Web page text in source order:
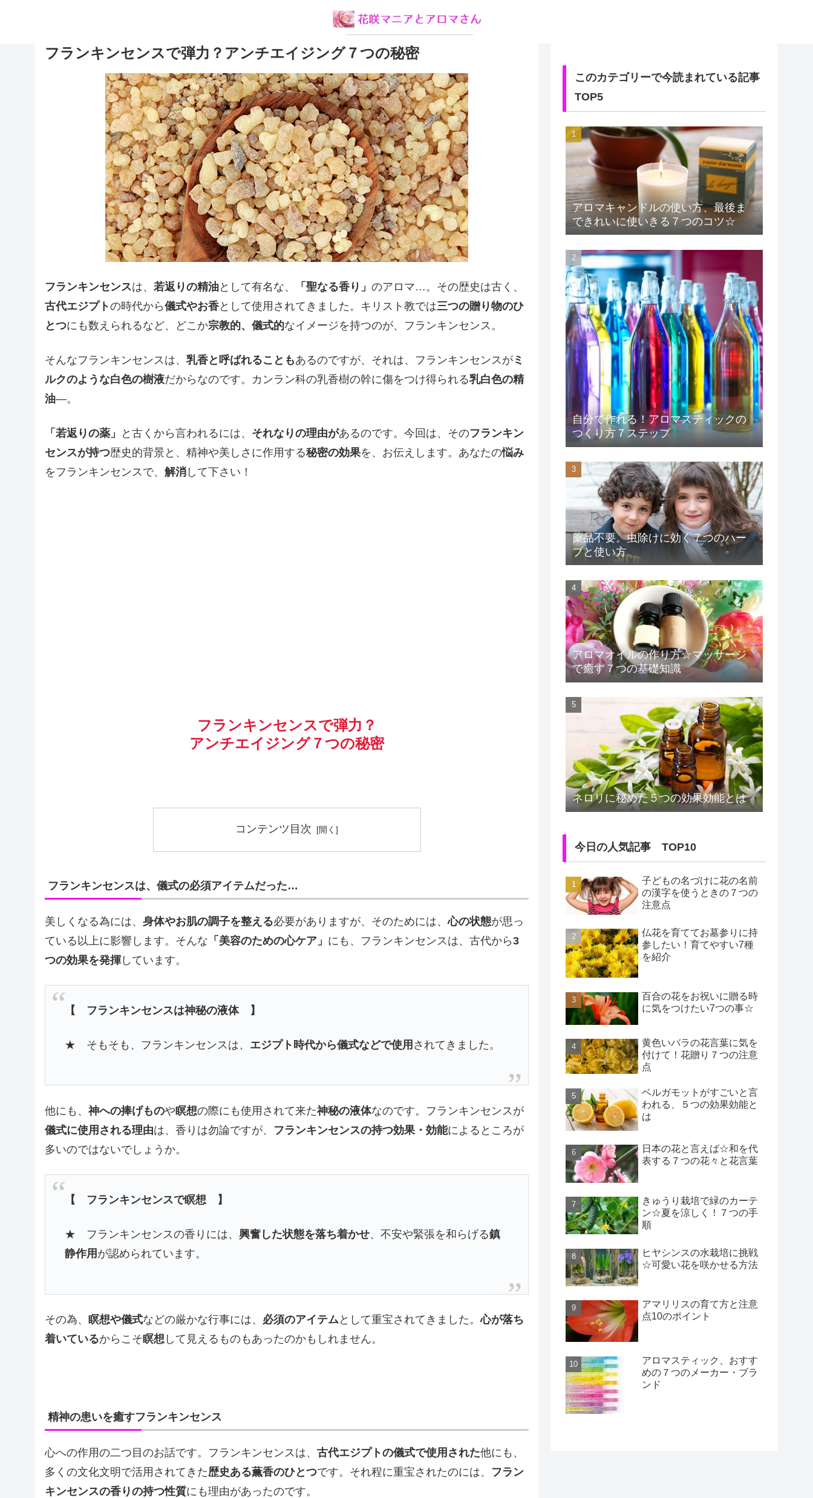
フランキンセンスで弾力？アンチエイジング７つの秘密
フランキンセンスは、 若返りの精油として有名な、 「聖なる香り」 のアロマ…。その歴史は古く、
古代エジプトの時代から儀式やお香として使用されてきました。キリスト教では三つの贈り物のひ
とつにも数えられるなど、どこか宗教的、儀式的なイメージを持つのが、フランキンセンス。
そんなフランキンセンスは、 乳香と呼ばれることもあるのですが、それは、フランキンセンスが ミ
ルクのような白色の樹液だからなのです。カンラン科の乳香樹の幹に傷をつけ得られる乳白色の精
油―。
「若返りの薬」 と古くから言われるには、 それなりの理由があるのです。今回は、そのフランキン
センスが持つ歴史的背景と、精神や美しさに作用する秘密の効果を、お伝えします。あなたの悩み
をフランキンセンスで、 解消 して下さい！
フランキンセンスで弾力？
アンチエイジング７つの秘密
コンテンツ目次
フランキンセンスは、儀式の必須アイテムだった…
美しくなる為には、 身体やお肌の調子を整える必要がありますが、そのためには、心の状態が思っ
ている以上に影響します。そんな 「美容のための心ケア」 にも、フランキンセンスは、古代から3
つの効果を発揮 しています。
【 フランキンセンスは神秘の液体 】
★ そもそも、フランキンセンスは、 エジプト時代から儀式などで使用 されてきました。
他にも、 神への捧げものや瞑想の際にも使用されて来た神秘の液体なのです。フランキンセンスが
儀式に使用される理由は、香りは勿論ですが、 フランキンセンスの持つ効果・効能によるところが
多いのではないでしょうか。
【 フランキンセンスで瞑想 】
★ フランキンセンスの香りには、興奮した状態を落ち着かせ、不安や緊張を和らげる鎮
静作用 が認められています。
その為、 瞑想や儀式などの厳かな行事には、 必須のアイテム として重宝されてきました。心が落ち
着いているからこそ瞑想 して見えるものもあったのかもしれません。
精神の患いを癒すフランキンセンス
心への作用の二つ目のお話です。フランキンセンスは、 古代エジプトの儀式で使用された他にも、
多くの文化文明で活用されてきた歴史ある薫香のひとつです。それ程に重宝されたのには、 フラン
キンセンスの香りの持つ性質にも理由があったのです。
このカテゴリーで今読まれている記事
TOP5
アロマキャンドルの使い方、最後ま
できれいに使いきる７つのコツ☆
自分で作れる！アロマスティックの
つくり方７ステップ
薬品不要。虫除けに効く７つのハー
ブと使い方
アロマオイルの作り方☆マッサージ
で癒す７つの基礎知識
ネロリに秘めた５つの効果効能とは
今日の人気記事 TOP10
子どもの名づけに花の名前
の漢字を使うときの７つの
注意点
仏花を育ててお墓参りに持
参したい！育てやすい7種
を紹介
百合の花をお祝いに贈る時
に気をつけたい7つの事☆
黄色いバラの花言葉に気を
付けて！花贈り７つの注意
点
ベルガモットがすごいと言
われる、５つの効果効能と
は
日本の花と言えば☆和を代
表する７つの花々と花言葉
きゅうり栽培で緑のカーテ
ン☆夏を涼しく！７つの手
順
ヒヤシンスの水栽培に挑戦
☆可愛い花を咲かせる方法
アマリリスの育て方と注意
点10のポイント
アロマスティック、おすす
めの７つのメーカー・ブラ
ンド